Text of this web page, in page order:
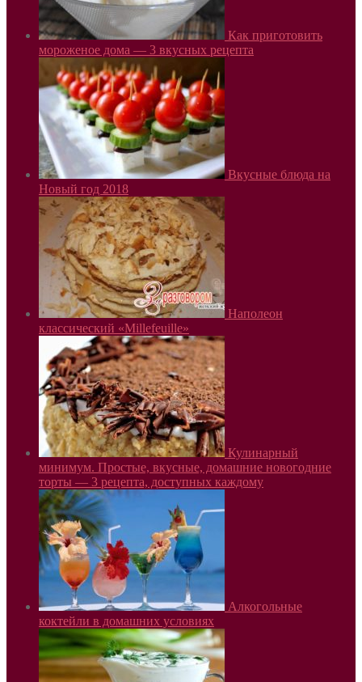
Как приготовить
мороженое дома — 3 вкусных рецепта
Вкусные блюда на
Новый год 2018
Наполеон
классический «Millefeuille»
Кулинарный
минимум. Простые, вкусные, домашние новогодние
торты — 3 рецепта, доступных каждому
Алкогольные
коктейли в домашних условиях